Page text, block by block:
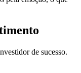
de sucesso.